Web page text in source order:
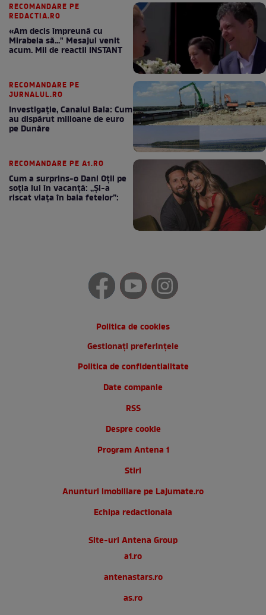
RECOMANDARE PE
REDACTIA.RO
«Am decis împreună cu
Mirabela să..." Mesajul venit
acum. Mii de reactii INSTANT
RECOMANDARE PE
JURNALUL.RO
Investigație, Canalul Bala: Cum
au dispărut milioane de euro
pe Dunăre
RECOMANDARE PE A1.RO
Cum a surprins-o Dani Oțil pe
soția lui în vacanță: „Și-a
riscat viața în baia fetelor”:
Politica de cookies
Gestionați preferințele
Politica de confidentialitate
Date companie
RSS
Despre cookie
Program Antena 1
Stiri
Anunturi imobiliare pe Lajumate.ro
Echipa redactionala
Site-uri Antena Group
a1.ro
antenastars.ro
as.ro